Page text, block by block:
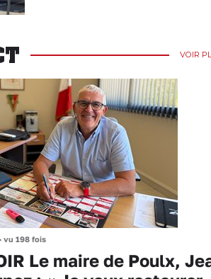
VOIR
• vu 198 fois
Le maire de Poulx,